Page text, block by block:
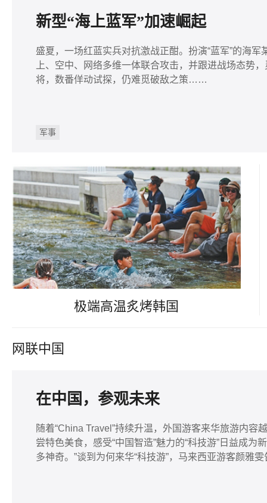
新型“海上蓝军”加速崛起
盛夏，一场红蓝实兵对抗激战正酣。扮演“蓝军”的海
上、空中、网络多维一体联合攻击，并跟进战场态势
将，数番佯动试探，仍难觅破敌之策……
军事
极端高温炙烤韩国
网联中国
在中国，参观未来
随着“China Travel”持续升温，外国游客来华旅游内
尝特色美食，感受“中国智造”魅力的“科技游”日益成
多神奇。”谈到为何来华“科技游”，马来西亚游客颜雅